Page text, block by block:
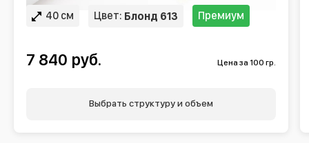
40 см Цвет: Блонд 613 Премиум
7 840 руб. Цена за 100 гр.
Выбрать структуру и объем